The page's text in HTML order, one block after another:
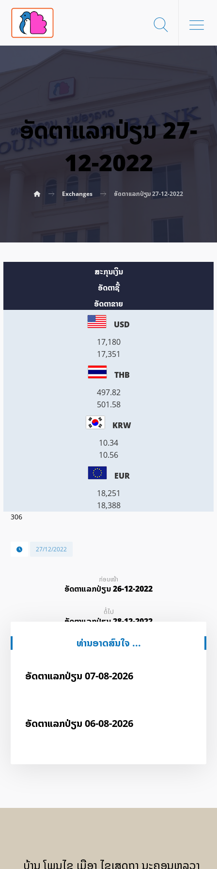
ອັດ​ຕາ​ແລກ​ປ່ຽນ 27-
12-2022
Exchanges ອັດ​ຕາ​ແລກ​ປ່ຽນ 27-12-2022
ສະກຸນເງິນ
ອັດຕາຊື້
ອັດຕາຂາຍ
USD
17,180
17,351
THB
497.82
501.58
KRW
10.34
10.56
EUR
18,251
18,388
306
27/12/2022
ກ່ອນໜ້າ
ອັດ​ຕາ​ແລກ​ປ່ຽນ 26-12-2022
ຕໍ່ໄປ
ອັດ​ຕາ​ແລກ​ປ່ຽນ 28-12-2022
ທ່ານອາດສົນໃຈ ...
ອັດ​ຕາ​ແລກ​ປ່ຽນ 07-08-2026
ອັດ​ຕາ​ແລກ​ປ່ຽນ 06-08-2026
ບ້ານ ໂພນໄຊ ເມືອງ ໄຊເສດຖາ ນະຄອນຫລວງ